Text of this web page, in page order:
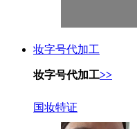
妆字号代加工
妆字号代加工>>
国妆特证